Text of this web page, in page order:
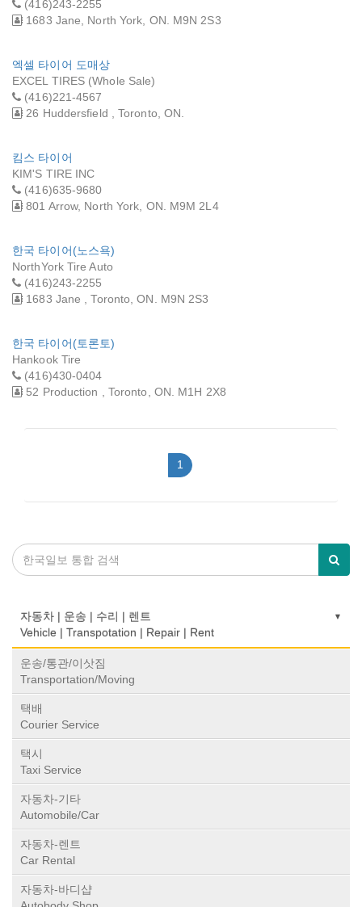
(416)243-2255
1683 Jane, North York, ON. M9N 2S3
엑셀 타이어 도매상
EXCEL TIRES (Whole Sale)
(416)221-4567
26 Huddersfield , Toronto, ON.
킴스 타이어
KIM'S TIRE INC
(416)635-9680
801 Arrow, North York, ON. M9M 2L4
한국 타이어(노스욕)
NorthYork Tire Auto
(416)243-2255
1683 Jane , Toronto, ON. M9N 2S3
한국 타이어(토론토)
Hankook Tire
(416)430-0404
52 Production , Toronto, ON. M1H 2X8
1
자동차 | 운송 | 수리 | 렌트
Vehicle | Transpotation | Repair | Rent
운송/통관/이삿짐
Transportation/Moving
택배
Courier Service
택시
Taxi Service
자동차-기타
Automobile/Car
자동차-렌트
Car Rental
자동차-바디샵